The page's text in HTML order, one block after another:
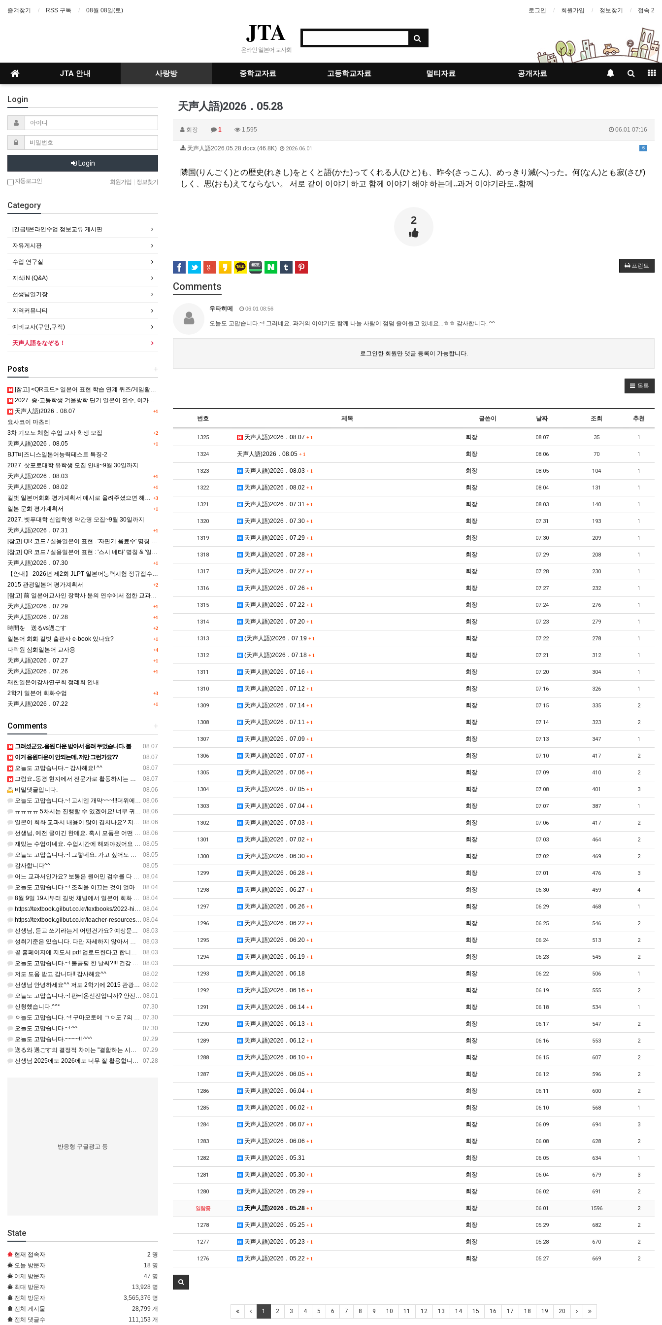
즐겨찾기 RSS 구독 08월 08일(토) 로그인 회원가입 정보찾기 접속 2
JTA
온라인 일본어 교사회
JTA 안내 사랑방 중학교자료 고등학교자료 멀티자료 공개자료
天声人語)2026．05.28
회장 1 1,595 06.01 07:16
6
天声人語2026.05.28.docx (46.8K) 2026.06.01
隣国(りんごく)との歴史(れきし)をとくと語(かた)ってくれる 人 (ひと)も、 昨今(さっこん) 、めっきり 減(へ)った。 何(なん)とも寂(さび)
しく、 思(おも)えてならない。 서로 같이 이야기 하고 함께 이야기 해야 하는데..과거 이야기라도..함께
2
프린트
Comments
우타히메 06.01 08:56
오늘도 고맙습니다.~! 그러네요. 과거의 이야기도 함께 나눌 사람이 점덤 줄어들고 있네요...ㅎㅎ 감사합니다. ^^
로그인한 회원만 댓글 등록이 가능합니다.
목록
번호 제목 글쓴이 날짜 조회 추천
1325 天声人語)2026．08.07 + 1 회장 08.07 35 1
1324 天声人語)2026．08.05 + 1 회장 08.06 70 1
1323 天声人語)2026．08.03 + 1 회장 08.05 104 1
1322 天声人語)2026．08.02 + 1 회장 08.04 131 1
1321 天声人語)2026．07.31 + 1 회장 08.03 140 1
1320 天声人語)2026．07.30 + 1 회장 07.31 193 1
1319 天声人語)2026．07.29 + 1 회장 07.30 209 1
1318 天声人語)2026．07.28 + 1 회장 07.29 208 1
1317 天声人語)2026．07.27 + 1 회장 07.28 230 1
1316 天声人語)2026．07.26 + 1 회장 07.27 232 1
1315 天声人語)2026．07.22 + 1 회장 07.24 276 1
1314 天声人語)2026．07.20 + 1 회장 07.23 279 1
1313 (天声人語)2026．07.19 + 1 회장 07.22 278 1
1312 (天声人語)2026．07.18 + 1 회장 07.21 312 1
1311 天声人語)2026．07.16 + 1 회장 07.20 304 1
1310 天声人語)2026．07.12 + 1 회장 07.16 326 1
1309 天声人語)2026．07.14 + 1 회장 07.15 335 2
1308 天声人語)2026．07.11 + 1 회장 07.14 323 2
1307 天声人語)2026．07.09 + 1 회장 07.13 347 1
1306 天声人語)2026．07.07 + 1 회장 07.10 417 2
1305 天声人語)2026．07.06 + 1 회장 07.09 410 2
1304 天声人語)2026．07.05 + 1 회장 07.08 401 3
1303 天声人語)2026．07.04 + 1 회장 07.07 387 1
1302 天声人語)2026．07.03 + 1 회장 07.06 417 2
1301 天声人語)2026．07.02 + 1 회장 07.03 464 2
1300 天声人語)2026．06.30 + 1 회장 07.02 469 2
1299 天声人語)2026．06.28 + 1 회장 07.01 476 3
1298 天声人語)2026．06.27 + 1 회장 06.30 459 4
1297 天声人語)2026．06.26 + 1 회장 06.29 468 1
1296 天声人語)2026．06.22 + 1 회장 06.25 546 2
1295 天声人語)2026．06.20 + 1 회장 06.24 513 2
1294 天声人語)2026．06.19 + 1 회장 06.23 545 2
1293 天声人語)2026．06.18 회장 06.22 506 1
1292 天声人語)2026．06.16 + 1 회장 06.19 555 2
1291 天声人語)2026．06.14 + 1 회장 06.18 534 1
1290 天声人語)2026．06.13 + 1 회장 06.17 547 2
1289 天声人語)2026．06.12 + 1 회장 06.16 553 2
1288 天声人語)2026．06.10 + 1 회장 06.15 607 2
1287 天声人語)2026．06.05 + 1 회장 06.12 596 2
1286 天声人語)2026．06.04 + 1 회장 06.11 600 2
1285 天声人語)2026．06.02 + 1 회장 06.10 568 1
1284 天声人語)2026．06.07 + 1 회장 06.09 694 3
1283 天声人語)2026．06.06 + 1 회장 06.08 628 2
1282 天声人語)2026．05.31 회장 06.05 634 1
1281 天声人語)2026．05.30 + 1 회장 06.04 679 3
1280 天声人語)2026．05.29 + 1 회장 06.02 691 2
열람중 天声人語)2026．05.28 + 1 회장 06.01 1596 2
1278 天声人語)2026．05.25 + 1 회장 05.29 682 2
1277 天声人語)2026．05.23 + 1 회장 05.28 670 2
1276 天声人語)2026．05.22 + 1 회장 05.27 669 2
1 2 3 4 5 6 7 8 9 10 11 12 13 14 15 16 17 18 19 20
Login
Login
자동로그인 회원가입 정보찾기
Category
[긴급!]온라인수업 정보교류 게시판
자유게시판
수업 연구실
지식iN (Q&A)
선생님일기장
지역커뮤니티
예비교사(구인,구직)
天声人語をなぞる！
+
Posts
[참고] <QR코드> 일본어 표현 학습 연계 퀴즈/게임활동 5종
2027. 중·고등학생 겨울방학 단기 일본어 연수, 히가시카와 공립 일본어학교 프로그램 사전안내
+1
天声人語)2026．08.07
요사코이 마츠리
+2
3차 기모노 체험 수업 교사 학생 모집
+1
天声人語)2026．08.05
BJT비즈니스일본어능력테스트 특징-2
2027. 삿포로대학 유학생 모집 안내~9월 30일까지
+1
天声人語)2026．08.03
+1
天声人語)2026．08.02
+3
길벗 일본어회화 평가계획서 예시로 올려주셨으면 해요^^
+1
일본 문화 평가계획서
2027. 벳푸대학 신입학생 약간명 모집~9월 30일까지
+1
天声人語)2026．07.31
[참고] QR 코드 / 실용일본어 표현 : '자판기 음료수' 명칭 & '드럭스토어 약품명' 알아맞히기
[참고] QR 코드 / 실용일본어 표현 : '스시 네타' 명칭 & '일본편의점 상품명' 학습 게임
+1
天声人語)2026．07.30
【안내】 2026년 제2회 JLPT 일본어능력시험 정규접수 일정
+2
2015 관광일본어 평가계획서
[참고] 前 일본어교사인 장학사 분의 연수에서 접한 교과세특작성(매력있는 세특) Tip
+1
天声人語)2026．07.29
+1
天声人語)2026．07.28
+2
時間を 送るvs過ごす
+1
일본어 회화 길벗 출판사 e-book 있나요?
+4
다락원 심화일본어 교사용
+1
天声人語)2026．07.27
+1
天声人語)2026．07.26
재한일본어강사연구회 정례회 안내
+3
2학기 일본어 회화수업
+1
天声人語)2026．07.22
+
Comments
08.07
그려셨군요..음원 다운 받아서 올려 두었습니다. 불편하셨네요..죄송합니다..
08.07
이거 음원다운이 안되는데, 저만 그런가요??
08.07
오늘도 고맙습니다.~ 감사해요! ^^
08.07
그럼요..동경 현지에서 전문가로 활동하시는 기모노 강사 이십니다.
08.06
비밀댓글입니다.
08.06
오늘도 고맙습니다.~! 고시엔 개먁~~~!!!더위에 어떨라나요...감사합니다. ^^
08.06
ㅠㅠㅠㅠ 5차시는 진행할 수 있겠어요! 너무 귀한 자료 정말 감사합니다!!!
08.06
일본어 회화 교과서 내용이 많이 겹치나요? 저는 1,2학기 출판사가 달라서인지, 회화 단어와 분량이 더 많다…
08.06
선생님, 예전 글이긴 한데요. 혹시 모둠은 어떤 식으로 구성하셨을까요? 진단평가를 보시고 모둠장(도우미학생)…
08.05
재밌는 수업이네요. 수업시간에 해봐야겠어요 감사합니다
08.05
오늘도 고맙습니다.~! 그렇네요. 가고 싶어도 다른 사람에게 민폐는 안되는 것... 감사해요. ^^
08.05
감사합니다^^
08.04
어느 교과서인가요? 보통은 원어민 검수를 다 할 것 같은데...
08.04
오늘도 고맙습니다.~! 조직을 이끄는 것이 얼마나 어려운 일일까요? 우선 봉사하는 마음이 필요!!! 감사해요…
08.04
8월 9일 19시부터 길벗 채널에서 일본어 회화 관련 연수를 저작 직강으로 한다고 합니다. 많이 도움이 되실…
08.04
https://textbook.gilbut.co.kr/textbooks/2022-high-school-jap…
08.04
https://textbook.gilbut.co.kr/teacher-resources/2022-high-sc…
08.03
선생님, 듣고 쓰기라는게 어떤건가요? 예상문장 20~30개 중 몇개를 틀어주고 들리는대로 쓰는 건가요? 자세…
08.03
성취기준은 있습니다. 다만 자세하지 않아서 교과서 내용에 맞게 좀 더 구체적으로 재구조화를 하신 선생님이 계…
08.03
곧 홈페이지에 지도서 pdf 업로드한다고 합니다. 이번 주나 다음 주에 e-book 기반 전자저작물도 업로드…
08.03
오늘도 고맙습니다.~! 불공평 한 날씨?!!! 건강 최고 입니다. ^^
08.02
저도 도움 받고 갑니다!! 감사해요^^
08.02
선생님 안녕하세요^^ 저도 2학기에 2015 관광일본어를 평가계획을 세우려고 하는데. ..아무리 찾아도 없어…
08.01
오늘도 고맙습니다.~! 판테온신전입니까? 안전 제일!! ㅎㅎ 감사해요. ^^
07.30
신청했습니다.^^*
07.30
ㅇ늘도 고맙습니다. ~! 구마모토에 ㄱㅇ도 7의 지진,,,무사, 안전을 기도 합니다. 감사해요...
07.30
오늘도 고맙습니다.~! ^^
07.29
오늘도 고맙습니다.~~~~!! ^^^
07.29
送る와 過ごす의 결정적 차이는 "결합하는 시간 단위"와 "묘사 대상"입니다. 過ごす 하루, 오후, 주말, 휴…
07.28
선생님 2025에도 2026에도 너무 잘 활용합니다.. 감사해요!!!
반응형 구글광고 등
State
현재 접속자
2 명
오늘 방문자
18 명
어제 방문자
47 명
최대 방문자
13,928 명
전체 방문자
3,565,376 명
전체 게시물
28,799 개
전체 댓글수
111,153 개